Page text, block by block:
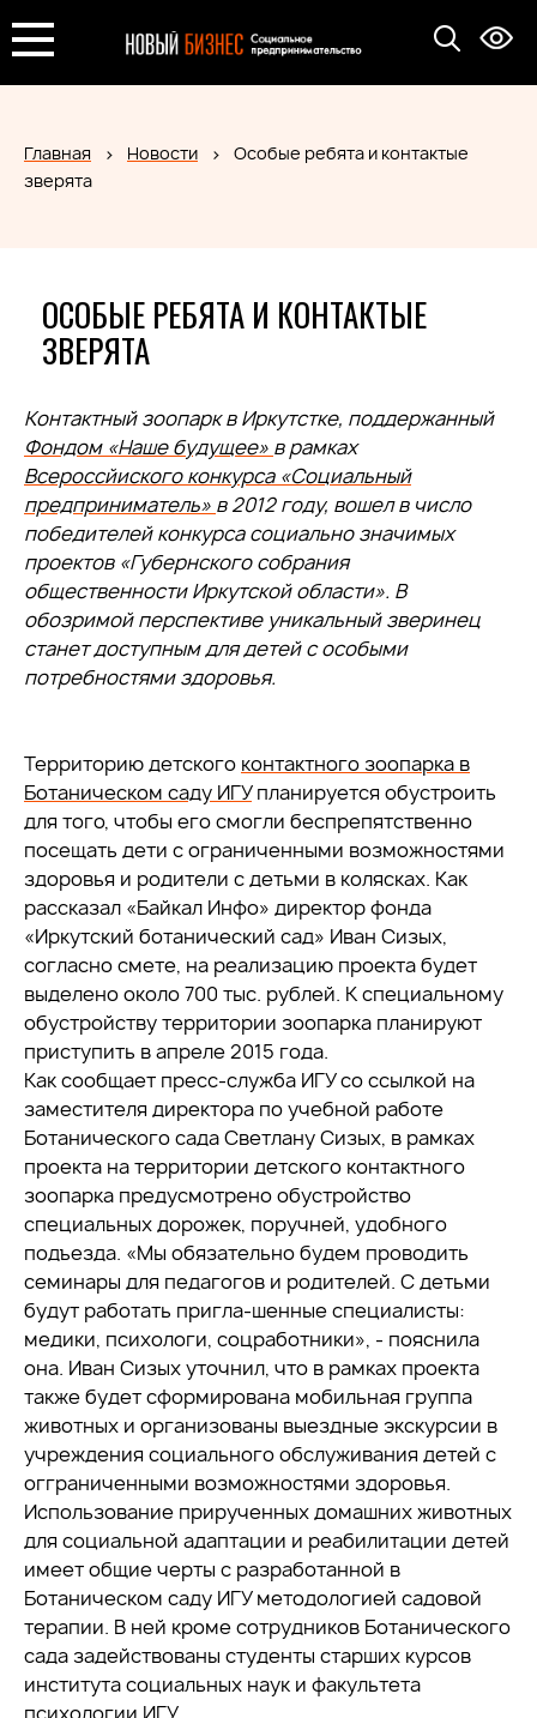
Главная Новости
Особые ребята и контактые
зверята
ОСОБЫЕ РЕБЯТА И КОНТАКТЫЕ
ЗВЕРЯТА
Контактный зоопарк в Иркутстке, поддержанный
Фондом «Наше будущее» в рамках
Всероссйиского конкурса «Социальный
предприниматель» в 2012 году, вошел в число
победителейконкурса социально значимых
проектов «Губернского собрания
общественности Иркутской области». В
обозримой перспективе уникальный зверинец
станет доступным для детей с особыми
потребностями здоровья.
Территорию детского контактного зоопарка в
Ботаническом саду ИГУпланируется обустроить
для того, чтобы его смогли беспрепятственно
посещать дети с ограниченными возможностями
здоровья и родители с детьми в колясках. Как
рассказал «Байкал Инфо» директор фонда
«Иркутский ботанический сад» Иван Сизых,
согласно смете, на реализацию проекта будет
выделено около 700 тыс. рублей. К специальному
обустройству территории зоопарка планируют
приступить в апреле 2015 года.
Как сообщает пресс-служба ИГУ со ссылкой на
заместителя директора по учебной работе
Ботанического сада Светлану Сизых, в рамках
проекта на территории детского контактного
зоопарка предусмотрено обустройство
специальных дорожек, поручней, удобного
подъезда. «Мы обязательно будем проводить
семинары для педагогов и родителей. С детьми
будут работать пригла-шенные специалисты:
медики, психологи, соцработники», - пояснила
она. Иван Сизых уточнил, что в рамках проекта
также будет сформирована мобильная группа
животных и организованы выездные экскурсии в
учреждения социального обслуживания детей с
огграниченными возможностями здоровья.
Использование прирученных домашних животных
для социальной адаптации и реабилитации детей
имеет общие черты с разработанной в
Ботаническом саду ИГУ методологией садовой
терапии. В ней кроме сотрудников Ботанического
сада задействованы студенты старших курсов
института социальных наук и факультета